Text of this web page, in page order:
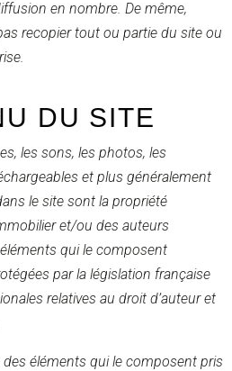
en nombre. De même,
recopier tout ou partie du site ou
DU SITE
les sons, les photos, les
et plus généralement
le site sont la propriété
et/ou des auteurs
qui le composent
par la législation française
relatives au droit d’auteur et
éléments qui le composent pris